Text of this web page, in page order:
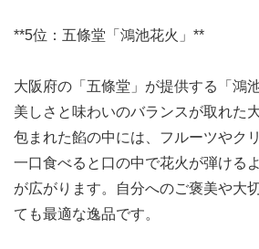
**5位：五條堂「鴻池花火」**
大阪府の「五條堂」が提供する「鴻
美しさと味わいのバランスが取れた
包まれた餡の中には、フルーツやク
一口食べると口の中で花火が弾ける
が広がります。自分へのご褒美や大
ても最適な逸品です。